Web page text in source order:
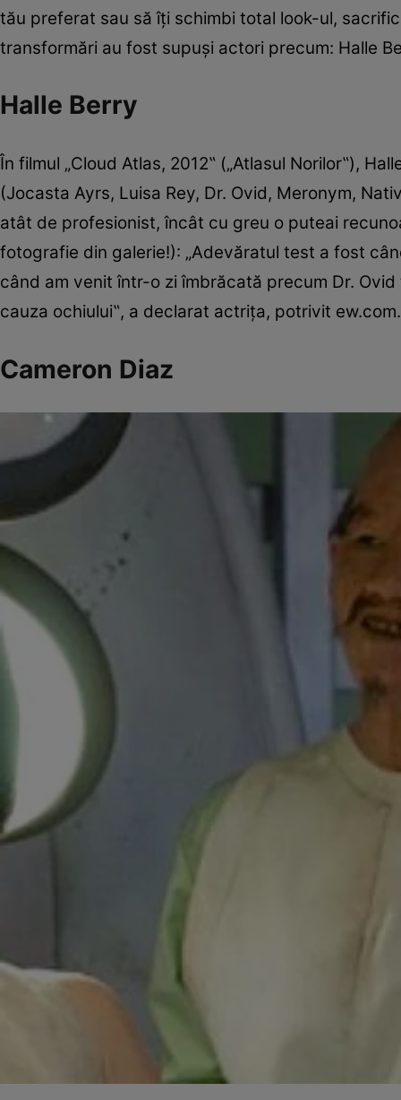
tău preferat sau să îţi schimbi total look-ul,
transformări au fost supuşi actori precum: Halle
Halle Berry
În filmul „Cloud Atlas, 2012‟ („Atlasul Norilor‟),
(Jocasta Ayrs, Luisa Rey, Dr. Ovid, Meronym,
atât de profesionist, încât cu greu o puteai
fotografie din galerie!): „Adevăratul test a fost
când am venit într-o zi îmbrăcată precum Dr.
cauza ochiului‟, a declarat actriţa, potrivit ew.com.
Cameron Diaz